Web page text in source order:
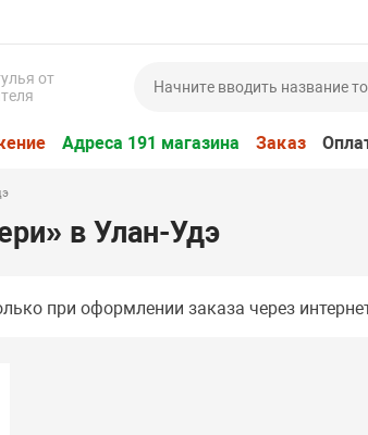
от
Адреса 191 магазина Заказ
в Улан-Удэ
при оформлении заказа через